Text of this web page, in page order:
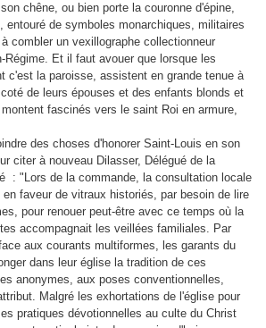
chêne, ou bien porte la couronne d'épine,
entouré de symboles monarchiques, militaires
combler un vexillographe collectionneur
Régime. Et il faut avouer que lorsque les
c'est la paroisse, assistent en grande tenue à
de leurs épouses et des enfants blonds et
fascinés vers le saint Roi en armure,
des choses d'honorer Saint-Louis en son
citer à nouveau Dilasser, Délégué de la
: "Lors de la commande, la consultation locale
faveur de vitraux historiés, par besoin de lire
pour renouer peut-être avec ce temps où la
accompagnait les veillées familiales. Par
aux courants multiformes, les garants du
dans leur église la tradition de ces
anonymes, aux poses conventionnelles,
Malgré les exhortations de l'église pour
pratiques dévotionnelles au culte du Christ